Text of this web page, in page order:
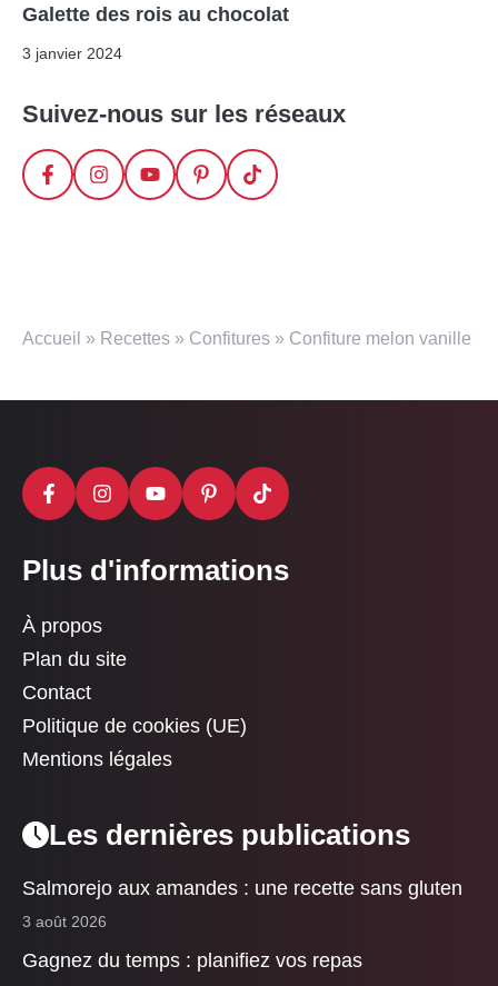
Galette des rois au chocolat
3 janvier 2024
Suivez-nous sur les réseaux
Accueil » Recettes » Confitures » Confiture melon vanille
Plus d'informations
À propos
Plan du site
Contact
Politique de cookies (UE)
Mentions légales
Les dernières publications
Salmorejo aux amandes : une recette sans gluten
3 août 2026
Gagnez du temps : planifiez vos repas